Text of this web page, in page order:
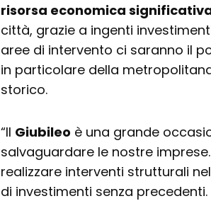
risorsa economica
città, grazie a ingenti
aree di intervento ci saranno il
in particolare della
storico.
“Il Giubileo è una grande
salvaguardare le nostre
realizzare interventi strutturali
di investimenti senza